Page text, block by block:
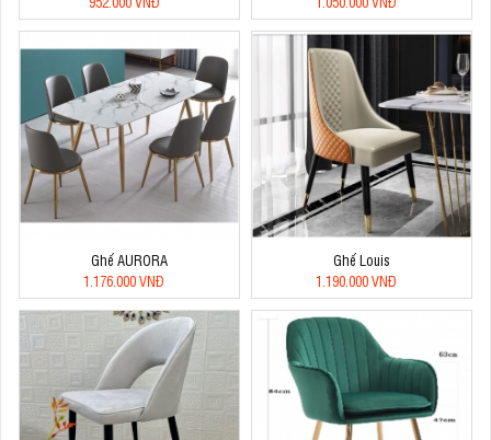
Ghế AURORA
1.176.000 VNĐ
Ghế Louis
1.190.000 VNĐ